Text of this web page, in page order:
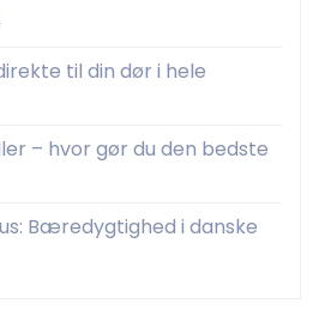
til din dør i hele
– hvor gør du den bedste
Bæredygtighed i danske